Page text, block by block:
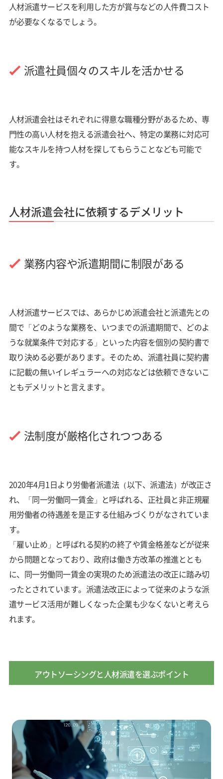
人材派遣サービスを利用した方が賞与などの人件費コスト
が必要なくなるでしょう。
派遣社員個々のスキルを活かせる
人材派遣会社はそれぞれに得意な職種分野があるため、専
門性の高い人材を抱える派遣会社へ、特定の業務に対応可
能なスキルを持つ人材を探してもらうことなども可能で
す。
人材派遣会社に依頼するデメリット
業務内容や派遣期間に制限がある
人材派遣サービスでは、あらかじめ派遣会社と派遣先との
間で「どのような業務を、いつまでの派遣期間で、どのよ
うな就業条件で対応する」といった内容を個別の契約書で
取り決める必要があります。そのため、派遣社員に契約書
に記載の無いイレギュラーへの対応などは依頼できないこ
ともデメリットと言えます。
法制度が厳格化されつつある
2020年4月1日より労働者派遣法（以下、派遣法）が改正さ
れ、「同一労働同一賃金」と呼ばれる、正社員と非正規雇
用労働者の待遇差を是正する仕組みづくりがなされていま
す。
「雇い止め」と呼ばれる契約の終了や賃金格差などが従来
から問題となっており、政府は働き方改革の推進ととも
に、同一労働同一賃金の実現のため派遣法の改正に踏み切
ったとされています。派遣法改正によって従来のような派
遣サービス活用が難しくなった企業も少なくないと考えら
れます。
アウトソーシングと人材派遣を選ぶポイント